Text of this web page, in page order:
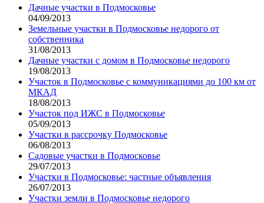
Дачные участки в Подмосковье
04/09/2013
Земельные участки в Подмосковье недорого от
собственника
31/08/2013
Дачные участки с домом в Подмосковье недорого
19/08/2013
Участок в Подмосковье с коммуникациями до 100 км от
МКАД
18/08/2013
Участок под ИЖС в Подмосковье
05/09/2013
Участки в рассрочку Подмосковье
06/08/2013
Садовые участки в Подмосковье
29/07/2013
Участки в Подмосковье: частные объявления
26/07/2013
Участки земли в Подмосковье недорого